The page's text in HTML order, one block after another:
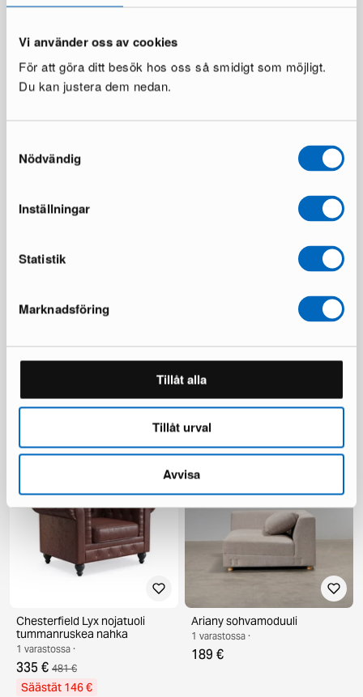
Vi använder oss av cookies
För att göra ditt besök hos oss så smidigt som möjligt.
Du kan justera dem nedan.
Nödvändig
Inställningar
Statistik
Marknadsföring
Tillåt alla
Tillåt urval
Avvisa
Siena ruokapöytä ø 150 cm
269 € 385 €
Scandinavian Choice Lyon
1 varastossa ·
300 cm valkoinen
1 varastossa ·
Chesterfield Lyx nojatuoli
tummanruskea nahka
1 varastossa ·
335 € 481 €
Säästät 146 €
Ariany sohvamoduuli
1 varastossa ·
189 €